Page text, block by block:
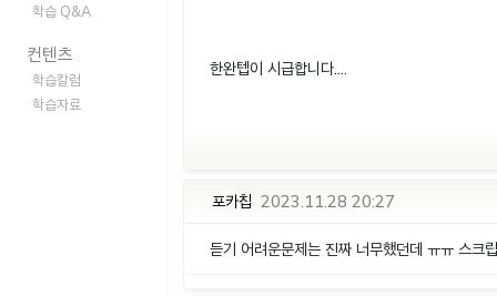
학습 Q&A
컨텐츠
학습칼럼
학습자료
한완텝이 시급합니다....
포카칩 2023.11.28 20:27
듣기 어려운문제는 진짜 너무했던데 ㅠㅠ 스크